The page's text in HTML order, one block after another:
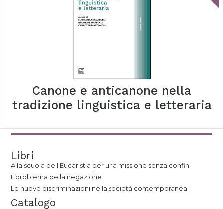
Canone e anticanone nella
tradizione linguistica e letteraria
Libri
Alla scuola dell'Eucaristia per una missione senza confini
Il problema della negazione
Le nuove discriminazioni nella società contemporanea
Catalogo